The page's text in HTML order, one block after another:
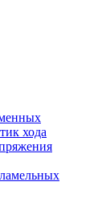
хода